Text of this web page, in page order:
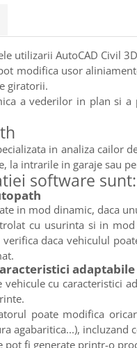
utilizarii AutoCAD Civil
modifica usor
giratorii.
a vederilor in plan si
in analiza cailor
la intrarile in garaje sau
software sunt:
in mod dinamic, daca
cu usurinta si in
daca vehiculul
adaptabile
cu caracteristici
poate modifica
agabaritica...), incluzand
fi generate printr-o